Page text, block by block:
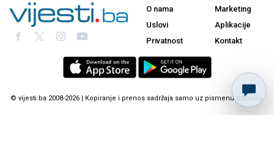
O nama
Uslovi
Privatnost
Marketing
Aplikacije
Kontakt
© vijesti.ba 2008-2026 | Kopiranje i prenos sadržaja samo uz pismenu dozvolu.